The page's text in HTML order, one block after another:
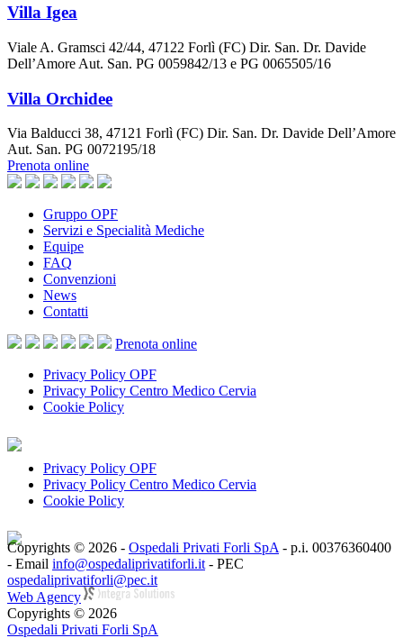
Villa Igea
Viale A. Gramsci 42/44, 47122 Forlì (FC) Dir. San. Dr. Davide
Dell’Amore Aut. San. PG 0059842/13 e PG 0065505/16
Villa Orchidee
Via Balducci 38, 47121 Forlì (FC) Dir. San. Dr. Davide Dell’Amore
Aut. San. PG 0072195/18
Prenota online
Gruppo OPF
Servizi e Specialità Mediche
Equipe
FAQ
Convenzioni
News
Contatti
Prenota online
Privacy Policy OPF
Privacy Policy Centro Medico Cervia
Cookie Policy
Privacy Policy OPF
Privacy Policy Centro Medico Cervia
Cookie Policy
Copyrights © 2026 - Ospedali Privati Forli SpA- p.i. 00376360400
- Email info@ospedaliprivatiforli.it- PEC
ospedaliprivatiforli@pec.it
Web Agency
Copyrights © 2026
Ospedali Privati Forli SpA